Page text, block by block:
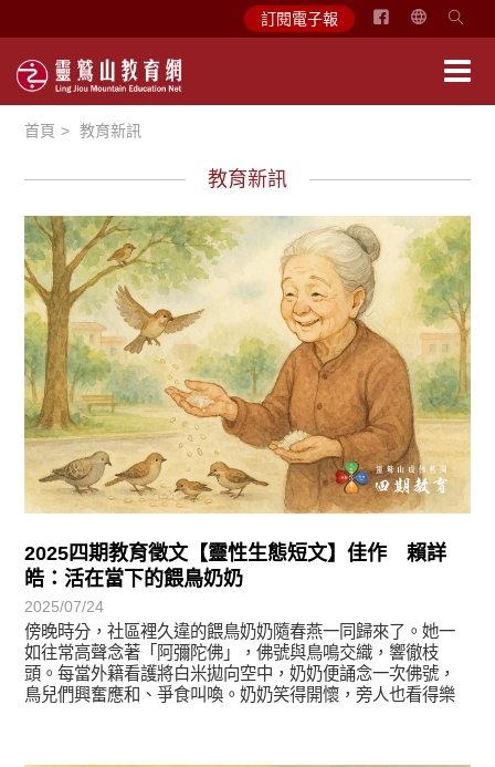
訂閱電子報
简
首頁 教育新訊
教育新訊
2025四期教育徵文【靈性生態短文】佳作 賴詳
皓：活在當下的餵鳥奶奶
2025/07/24
傍晚時分，社區裡久違的餵鳥奶奶隨春燕一同歸來了。她一
如往常高聲念著「阿彌陀佛」，佛號與鳥鳴交織，響徹枝
頭。每當外籍看護將白米拋向空中，奶奶便誦念一次佛號，
鳥兒們興奮應和、爭食叫喚。奶奶笑得開懷，旁人也看得樂
徵文賞析